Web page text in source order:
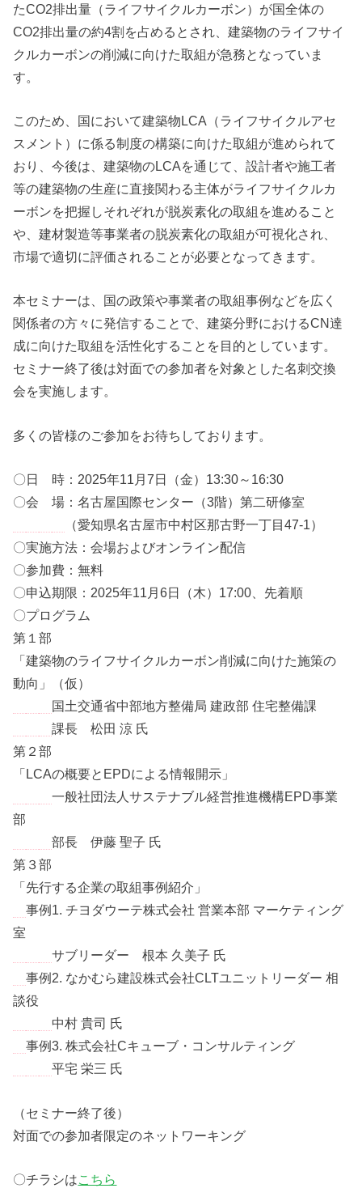
たCO2排出量（ライフサイクルカーボン）が国全体の
CO2排出量の約4割を占めるとされ、建築物のライフサイ
クルカーボンの削減に向けた取組が急務となっていま
す。
このため、国において建築物LCA（ライフサイクルアセ
スメント）に係る制度の構築に向けた取組が進められて
おり、今後は、建築物のLCAを通じて、設計者や施工者
等の建築物の生産に直接関わる主体がライフサイクルカ
ーボンを把握しそれぞれが脱炭素化の取組を進めること
や、建材製造等事業者の脱炭素化の取組が可視化され、
市場で適切に評価されることが必要となってきます。
本セミナーは、国の政策や事業者の取組事例などを広く
関係者の方々に発信することで、建築分野におけるCN達
成に向けた取組を活性化することを目的としています。
セミナー終了後は対面での参加者を対象とした名刺交換
会を実施します。
多くの皆様のご参加をお待ちしております。
〇日 時：2025年11月7日（金）13:30～16:30
〇会 場：名古屋国際センター（3階）第二研修室
（愛知県名古屋市中村区那古野一丁目47-1）
〇実施方法：会場およびオンライン配信
〇参加費：無料
〇申込期限：2025年11月6日（木）17:00、先着順
〇プログラム
第１部
「建築物のライフサイクルカーボン削減に向けた施策の
動向」（仮）
国土交通省中部地方整備局 建政部 住宅整備課
課長 松田 涼 氏
第２部
「LCAの概要とEPDによる情報開示」
一般社団法人サステナブル経営推進機構EPD事業
部
部長 伊藤 聖子 氏
第３部
「先行する企業の取組事例紹介」
事例1. チヨダウーテ株式会社 営業本部 マーケティング
室
サブリーダー 根本 久美子 氏
事例2. なかむら建設株式会社CLTユニットリーダー 相
談役
中村 貴司 氏
事例3. 株式会社Cキューブ・コンサルティング
平宅 栄三 氏
（セミナー終了後）
対面での参加者限定のネットワーキング
〇チラシはこちら